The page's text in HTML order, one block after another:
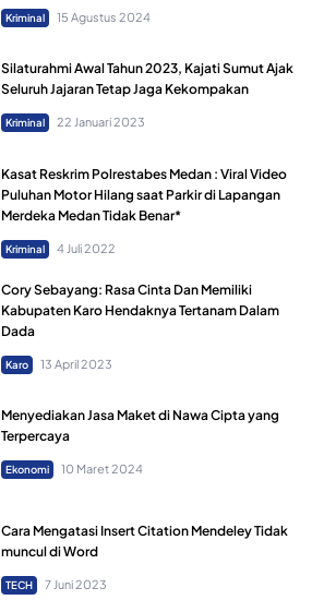
Kriminal 15 Agustus 2024
Silaturahmi Awal Tahun 2023, Kajati Sumut Ajak
Seluruh Jajaran Tetap Jaga Kekompakan
Kriminal 22 Januari 2023
Kasat Reskrim Polrestabes Medan : Viral Video
Puluhan Motor Hilang saat Parkir di Lapangan
Merdeka Medan Tidak Benar*
Kriminal 4 Juli 2022
Cory Sebayang: Rasa Cinta Dan Memiliki
Kabupaten Karo Hendaknya Tertanam Dalam
Dada
Karo 13 April 2023
Menyediakan Jasa Maket di Nawa Cipta yang
Terpercaya
Ekonomi 10 Maret 2024
Cara Mengatasi Insert Citation Mendeley Tidak
muncul di Word
TECH 7 Juni 2023